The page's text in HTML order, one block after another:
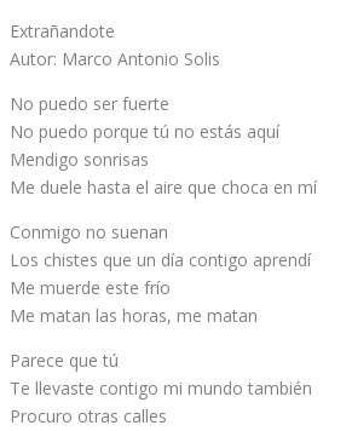
Extrañandote
Autor: Marco Antonio Solis
No puedo ser fuerte
No puedo porque tú no estás aquí
Mendigo sonrisas
Me duele hasta el aire que choca en mí
Conmigo no suenan
Los chistes que un día contigo aprendí
Me muerde este frío
Me matan las horas, me matan
Parece que tú
Te llevaste contigo mi mundo también
Procuro otras calles